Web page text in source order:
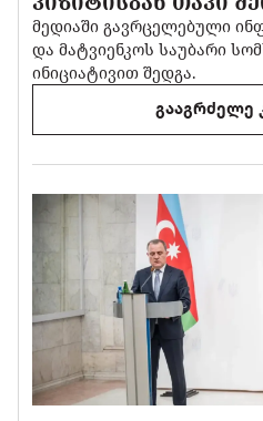
მედიაში გავრცელებული
და მატვიენკოს საუბარი
ინიციატივით შედგა.
გააგრძელე